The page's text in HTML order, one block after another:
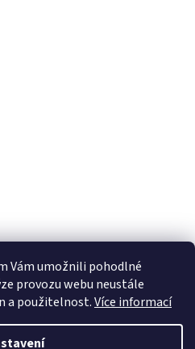
Vám umožnili pohodlné
provozu webu neustále
a použitelnost.Více informací
Shoptet